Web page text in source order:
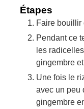
Étapes
Faire bouillir
Pendant ce
les
gingembre
Une fois le
avec un peu
gingembre